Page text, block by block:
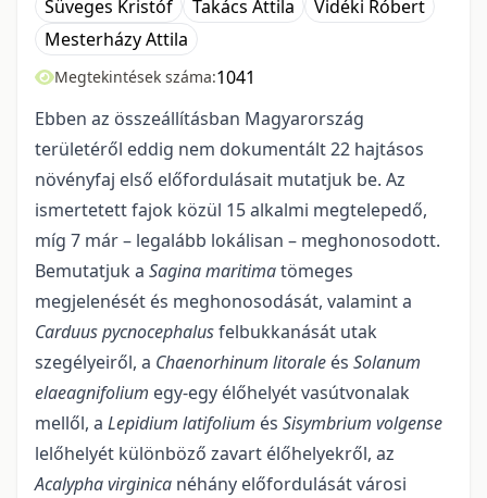
Süveges Kristóf
Takács Attila
Vidéki Róbert
Mesterházy Attila
Megtekintések száma:1041
Ebben az összeállításban Magyarország
területéről eddig nem dokumentált 22 hajtásos
növényfaj első előfordulásait mutatjuk be. Az
ismertetett fajok közül 15 alkalmi megtelepedő,
míg 7 már – legalább lokálisan – meghonosodott.
Bemutatjuk a Sagina maritimatömeges
megjelenését és meghonosodását, valamint a
Carduus pycnocephalusfelbukkanását utak
szegélyeiről, a Chaenorhinum litorale és Solanum
elaeagnifolium egy-egy élőhelyét vasútvonalak
mellől, a Lepidium latifolium és Sisymbrium volgense
lelőhelyét különböző zavart élőhelyekről, az
Acalyphavirginica néhány előfordu­lását városi